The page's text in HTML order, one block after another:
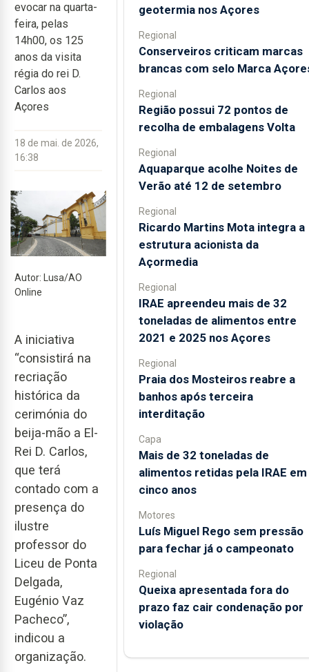
evocar na quarta-
feira, pelas
14h00, os 125
anos da visita
régia do rei D.
Carlos aos
Açores
18 de mai. de 2026,
16:38
Autor: Lusa/AO
Online
A iniciativa
“consistirá na
recriação
histórica da
cerimónia do
beija-mão a El-
Rei D. Carlos,
que terá
contado com a
presença do
ilustre
professor do
Liceu de Ponta
Delgada,
Eugénio Vaz
Pacheco”,
indicou a
organização.
geotermia nos Açores
Regional
Conserveiros criticam marcas
brancas com selo Marca
Regional
Região possui 72 pontos de
recolha de embalagens Volta
Regional
Aquaparque acolhe Noites de
Verão até 12 de setembro
Regional
Ricardo Martins Mota integra a
estrutura acionista da
Açormedia
Regional
IRAE apreendeu mais de 32
toneladas de alimentos entre
2021 e 2025 nos Açores
Regional
Praia dos Mosteiros reabre a
banhos após terceira
interditação
Capa
Mais de 32 toneladas de
alimentos retidas pela IRAE em
cinco anos
Motores
Luís Miguel Rego sem pressão
para fechar já o campeonato
Regional
Queixa apresentada fora do
prazo faz cair condenação por
violação